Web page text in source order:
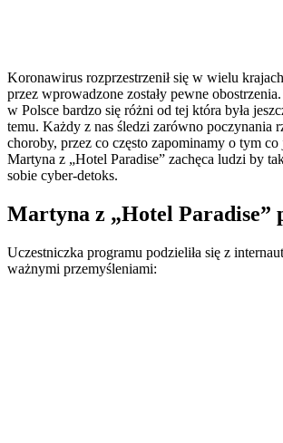
Koronawirus rozprzestrzenił się w wielu
przez wprowadzone zostały pewne
w Polsce bardzo się różni od tej która była
temu. Każdy z nas śledzi zarówno poczynania
choroby, przez co często zapominamy o tym co
Martyna z „Hotel Paradise” zachęca ludzi by
sobie cyber-detoks.
Martyna z „Hotel Paradise”
Uczestniczka programu podzieliła się z
ważnymi przemyśleniami: